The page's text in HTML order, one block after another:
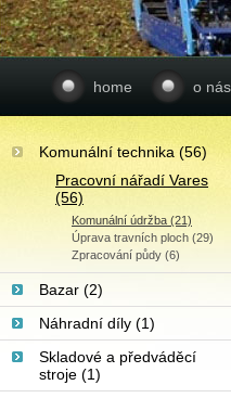
home o nás
Komunální technika (56)
Pracovní nářadí Vares
(56)
Komunální údržba (21)
Úprava travních ploch (29)
Zpracování půdy (6)
Bazar (2)
Náhradní díly (1)
Skladové a předváděcí
stroje (1)